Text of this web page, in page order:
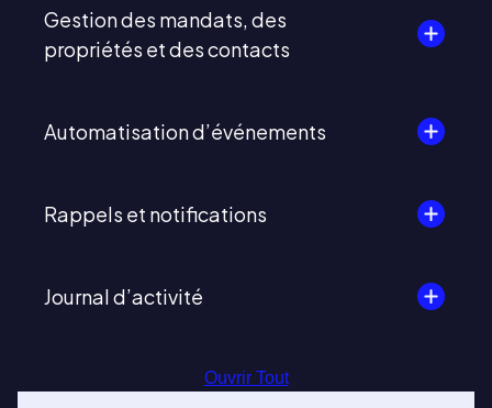
Gestion des mandats, des
propriétés et des contacts
Automatisation d’événements
Rappels et notifications
Journal d’activité
Ouvrir Tout